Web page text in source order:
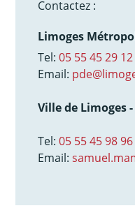
Contactez :
Limoges
Tel:05 55 45 29 12
Email:
Ville de Limoges
Tel:05 55 45 98 96
Email: